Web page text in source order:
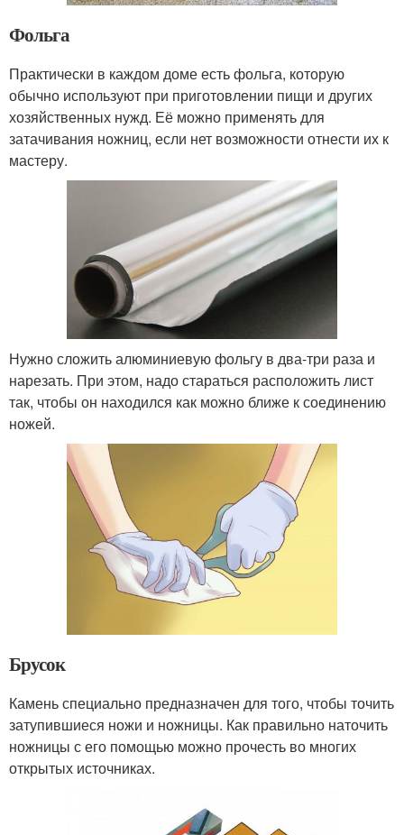
Фольга
Практически в каждом доме есть фольга, которую
обычно используют при приготовлении пищи и других
хозяйственных нужд. Её можно применять для
затачивания ножниц, если нет возможности отнести их к
мастеру.
Нужно сложить алюминиевую фольгу в два-три раза и
нарезать. При этом, надо стараться расположить лист
так, чтобы он находился как можно ближе к соединению
ножей.
Брусок
Камень специально предназначен для того, чтобы точить
затупившиеся ножи и ножницы. Как правильно наточить
ножницы с его помощью можно прочесть во многих
открытых источниках.